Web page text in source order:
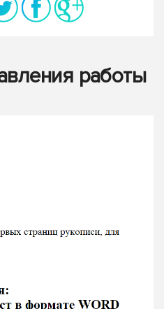
работы